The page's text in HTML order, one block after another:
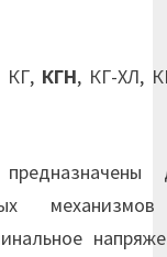
КГ, КГН, КГ-ХЛ,
предназначены